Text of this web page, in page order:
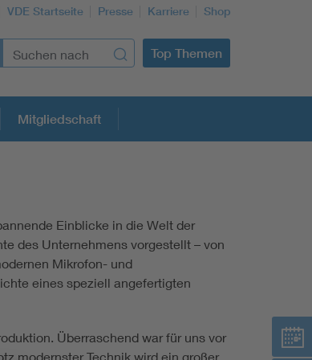
VDE Startseite Presse Karriere Shop
Top Themen
Services Engineering
and communications technology ICT
+ profession
Mitgliedschaft
Einblicke in die Welt der
des Unternehmens vorgestellt – von
Mikrofon- und
eines speziell angefertigten
Überraschend war für uns vor
modernster Technik wird ein großer